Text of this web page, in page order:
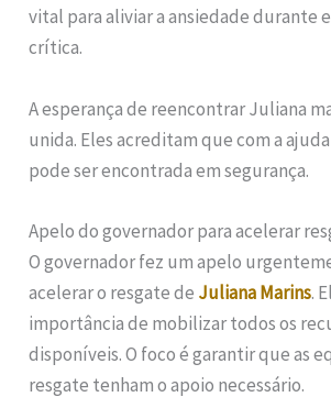
vital para aliviar a ansiedade durante
crítica.
A esperança de reencontrar Juliana
unida. Eles acreditam que com a
pode ser encontrada em segurança.
Apelo do governador para acelerar
O governador fez um apelo
acelerar o resgate de Juliana Marins.
importância de mobilizar todos os
disponíveis. O foco é garantir que as
resgate tenham o apoio necessário.